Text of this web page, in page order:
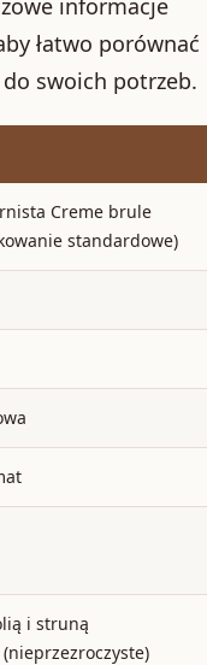
łatwo porównać
swoich potrzeb.
Creme brule
standardowe)
i struną